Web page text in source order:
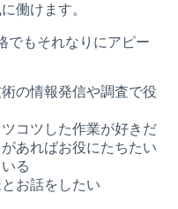
働けます。
でもそれなりにアピー
の情報発信や調査で役
コツした作業が好きだ
あればお役にたちたい
る
お話をしたい